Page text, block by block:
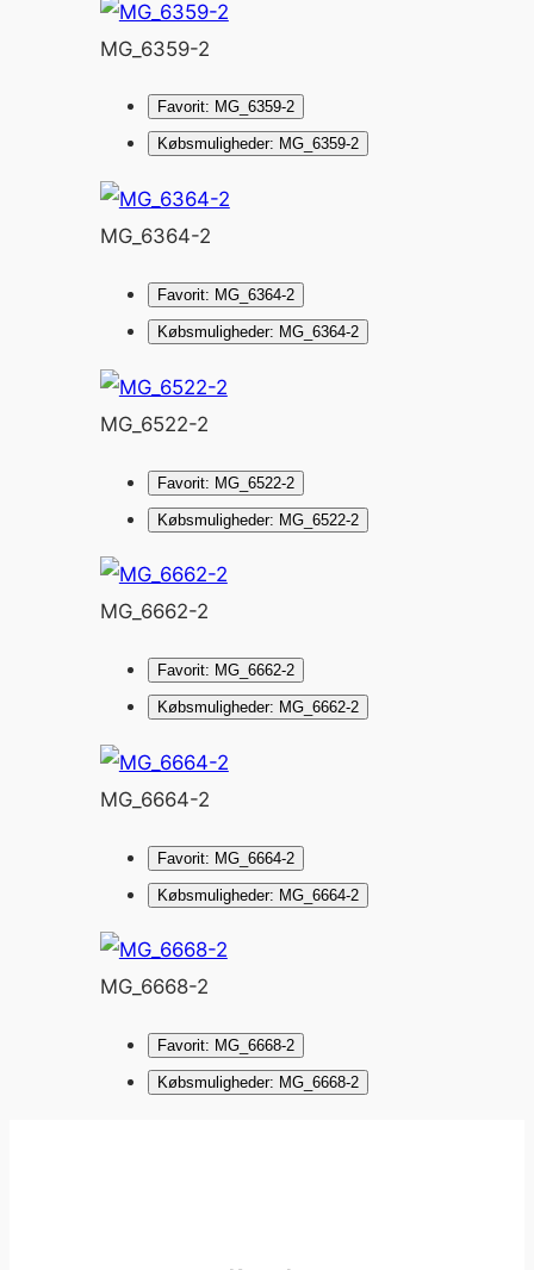
MG_6359-2
Favorit: MG_6359-2
Købsmuligheder: MG_6359-2
MG_6364-2
Favorit: MG_6364-2
Købsmuligheder: MG_6364-2
MG_6522-2
Favorit: MG_6522-2
Købsmuligheder: MG_6522-2
MG_6662-2
Favorit: MG_6662-2
Købsmuligheder: MG_6662-2
MG_6664-2
Favorit: MG_6664-2
Købsmuligheder: MG_6664-2
MG_6668-2
Favorit: MG_6668-2
Købsmuligheder: MG_6668-2